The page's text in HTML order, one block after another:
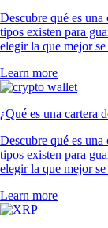
Descubre qué es
tipos existen para
elegir la que mejor se
Learn more
¿Qué es una cartera
Descubre qué es
tipos existen para
elegir la que mejor se
Learn more